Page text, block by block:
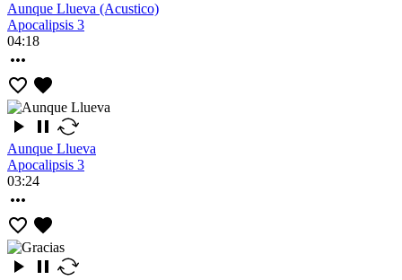
Aunque Llueva (Acustico)
Apocalipsis 3
04:18
Aunque Llueva
Apocalipsis 3
03:24